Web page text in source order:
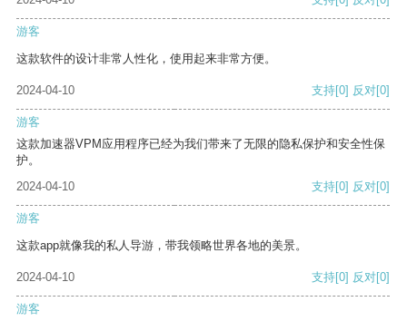
游客
这款软件的设计非常人性化，使用起来非常方便。
2024-04-10 支持[0] 反对[0]
游客
这款加速器VPM应用程序已经为我们带来了无限的隐私保护和安全性保
护。
2024-04-10
支持[0] 反对[0]
游客
这款app就像我的私人导游，带我领略世界各地的美景。
2024-04-10 支持[0] 反对[0]
游客